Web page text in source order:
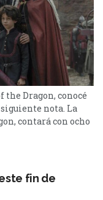
the Dragon, conocé
nota. La
contará con ocho
y está previsto
y Sangre” de
fin de